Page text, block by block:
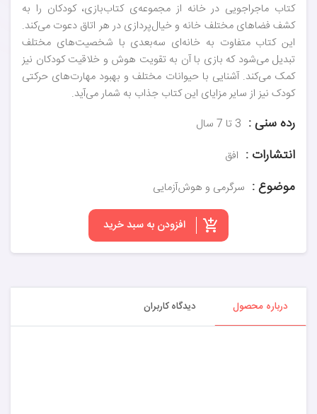
کتاب ماجراجویی در خانه از مجموعه‌ی کتاب‌بازی، کودکان را به
کشف فضاهای مختلف خانه و خیال‌پردازی در هر اتاق دعوت می‌کند.
این کتاب متفاوت به خانه‌ای سه‌بعدی با شخصیت‌های مختلف
تبدیل می‌شود که بازی با آن به تقویت هوش و خلاقیت کودکان نیز
کمک می‌کند. آشنایی با حیوانات مختلف و بهبود مهارت‌های حرکتی
کودک نیز از سایر مزایای این کتاب جذاب به شمار می‌آید.
رده سنی : 3 تا 7 سال
انتشارات : افق
موضوع : سرگرمی و هوش‌آزمایی
افزودن به سبد خرید
درباره محصول دیدگاه کاربران